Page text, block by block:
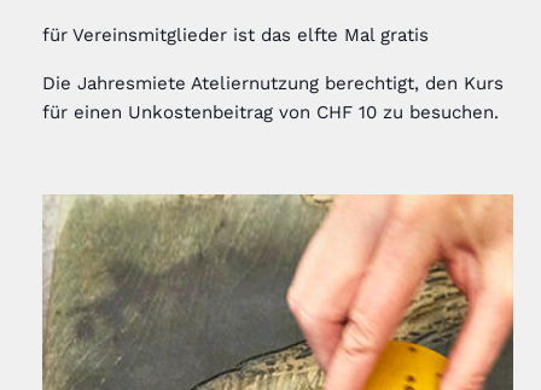
für Vereinsmitglieder ist das elfte Mal gratis
Die Jahresmiete Ateliernutzung berechtigt, den Kurs
für einen Unkostenbeitrag von CHF 10 zu besuchen.